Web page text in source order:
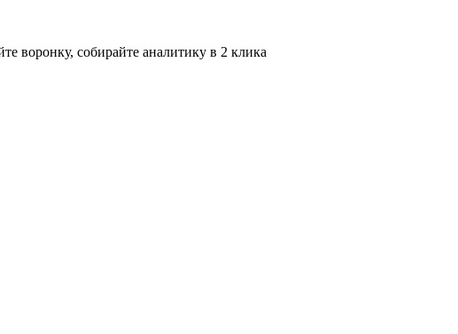
воронку, собирайте аналитику в 2 клика